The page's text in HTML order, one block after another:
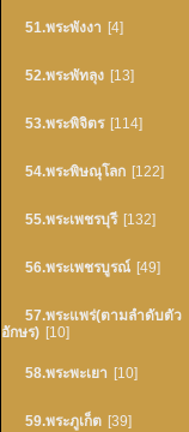
51.พระพังงา [4]
52.พระพัทลุง [13]
53.พระพิจิตร [114]
54.พระพิษณุโลก [122]
55.พระเพชรบุรี [132]
56.พระเพชรบูรณ์ [49]
57.พระแพร่(ตามลำดับตัว
อักษร) [10]
58.พระพะเยา [10]
59.พระภูเก็ต [39]